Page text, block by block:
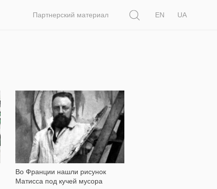
Партнерский материал
EN
UA
Во Франции нашли рисунок
Матисса под кучей мусора
3 203